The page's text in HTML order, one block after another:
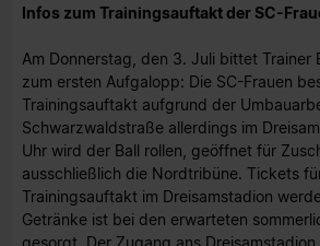
Infos zum Trainingsauftakt der SC-
Am Donnerstag, den 3. Juli bittet Trainer
zum ersten Aufgalopp: Die SC-Frauen
Trainingsauftakt aufgrund der
Schwarzwaldstraße allerdings im
Uhr wird der Ball rollen, geöffnet für
ausschließlich die Nordtribüne. Tickets
Trainingsauftakt im Dreisamstadion
Getränke ist bei den erwarteten